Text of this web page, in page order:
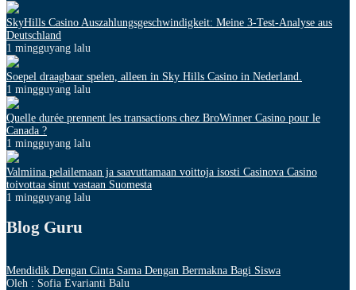
SkyHills Casino Auszahlungsgeschwindigkeit: Meine 3-Test-Analyse aus
Deutschland
1 mingguyang lalu
Soepel draagbaar spelen, alleen in Sky Hills Casino in Nederland.
1 mingguyang lalu
Quelle durée prennent les transactions chez BroWinner Casino pour le
Canada ?
1 mingguyang lalu
Valmiina pelailemaan ja saavuttamaan voittoja isosti Casinova Casino
toivottaa sinut vastaan Suomesta
1 mingguyang lalu
Blog Guru
Mendidik Dengan Cinta Sama Dengan Bermakna Bagi Siswa
Oleh : Sofia Evarianti Balu